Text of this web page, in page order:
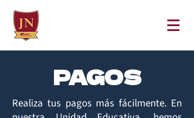
PAGOS
Realiza tus pagos más fácilmente. En